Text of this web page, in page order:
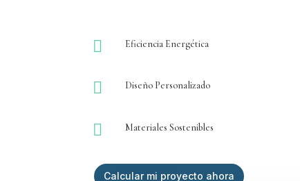
 Eficiencia Energética
 Diseño Personalizado
 Materiales Sostenibles
Calcular mi proyecto ahora